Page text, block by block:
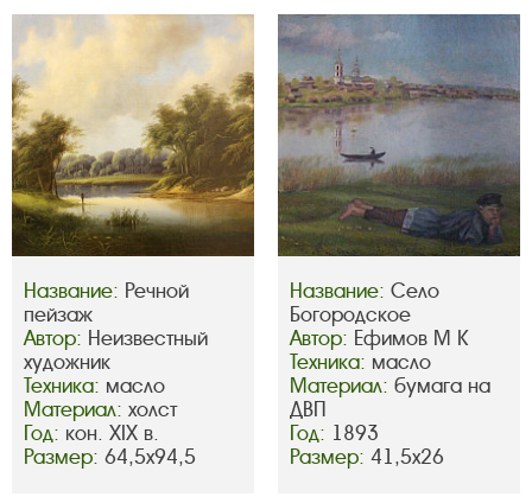
Название: Речной
пейзаж
Автор: Неизвестный
художник
Техника: масло
Материал: холст
Год: кон. ХIХ в.
Размер: 64,5х94,5
Название: Село
Богородское
Автор: Ефимов М К
Техника: масло
Материал: бумага на
ДВП
Год: 1893
Размер: 41,5х26